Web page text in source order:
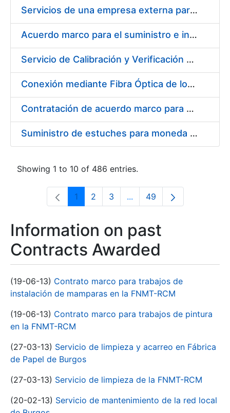
Servicios de una empresa externa para el asesoramiento y resolución de los recursos de alzada que se presentan relacionados con procesos de selección para la FNMT-RCM
Acuerdo marco para el suministro e instalación de persianas, estores y otros complementos
Servicio de Calibración y Verificación Externa de los Equipos de Medición del Servicio de Prevención de la FNMT-RCM
Conexión mediante Fibra Óptica de los Centros de Proceso de Datos (CPDs) de las sedes de la FNMT-RCM de Burgos y Madrid
Contratación de acuerdo marco para el Suministro de Material de Electricidad para la Fábrica Nacional de Moneda y Timbre-Real Casa de la Moneda en su centro de trabajo de Burgos
Suministro de estuches para moneda de 30 €
Showing 1 to 10 of 486 entries.
Page
1 Page
2 Page
3 ...Intermediate Pages Use
Page
49
Information on past
Contracts Awarded
(19-06-13) Contrato marco para trabajos de
instalación de mamparas en la FNMT-RCM
(19-06-13) Contrato marco para trabajos de pintura
en la FNMT-RCM
(27-03-13) Servicio de limpieza y acarreo en Fábrica
de Papel de Burgos
(27-03-13) Servicio de limpieza de la FNMT-RCM
(20-02-13) Servicio de mantenimiento de la red local